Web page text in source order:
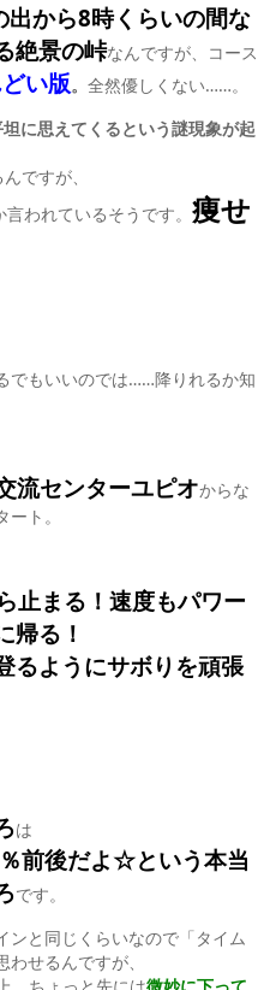
から8時くらいの間な
絶景の峠なんですが、コース
い版。 全然優しくない……。
に思えてくるという謎現象が起
ですが、
言われているそうです。 痩せ
でもいいのでは……降りれるか知
流センターユピオからな
ト。
止まる！速度もパワー
帰る！
るようにサボりを頑張
は
前後だよ☆という本当
です。
ンと同じくらいなので「タイム
せるんですが、